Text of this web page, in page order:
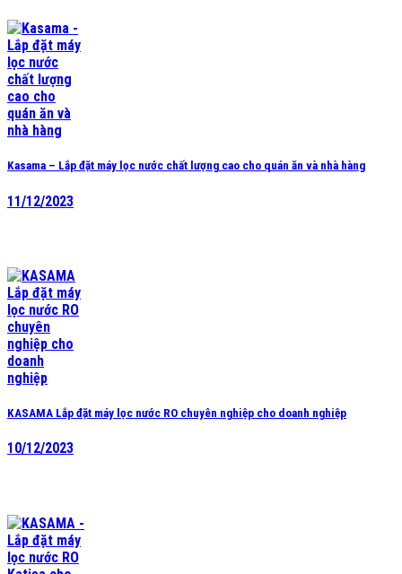
Kasama – Lắp đặt máy lọc nước chất lượng cao cho quán ăn và nhà hàng
11/12/2023
KASAMA Lắp đặt máy lọc nước RO chuyên nghiệp cho doanh nghiệp
10/12/2023